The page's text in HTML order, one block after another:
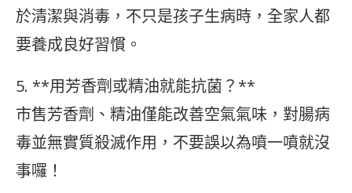
於清潔與消毒，不只是孩子生病時，全家人都
要養成良好習慣。
5. **用芳香劑或精油就能抗菌？**
市售芳香劑、精油僅能改善空氣氣味，對腸病
毒並無實質殺滅作用，不要誤以為噴一噴就沒
事囉！